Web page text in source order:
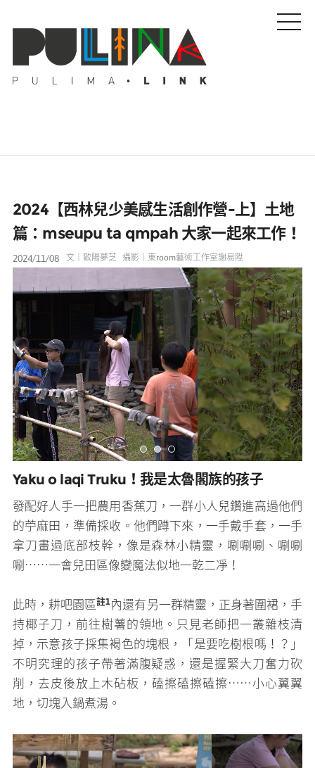
Pulima藝術獎
媒體專區
原住民族文化藝術補助成果專區
展演櫥窗
關於我們
2024【西林兒少美感生活創作營-上】土地
篇：mseupu ta qmpah 大家一起來工作！
2024/11/08 文｜歐陽夢芝 攝影｜東room藝術工作室謝易陞
Yaku o laqi Truku！我是太魯閣族的孩子
發配好人手一把農用香蕉刀，一群小人兒鑽進高過他們
的苧麻田，準備採收。他們蹲下來，一手戴手套，一手
拿刀畫過底部枝幹，像是森林小精靈，唰唰唰、唰唰
唰⋯⋯一會兒田區像變魔法似地一乾二凈！
此時，耕吧園區註1內還有另一群精靈，正身著圍裙，手
持椰子刀，前往樹薯的領地。只見老師把一叢雜枝清
掉，示意孩子採集褐色的塊根，「是要吃樹根嗎！？」
不明究理的孩子帶著滿腹疑惑，還是握緊大刀奮力砍
削，去皮後放上木砧板，磕擦磕擦磕擦⋯⋯小心翼翼
地，切塊入鍋煮湯。